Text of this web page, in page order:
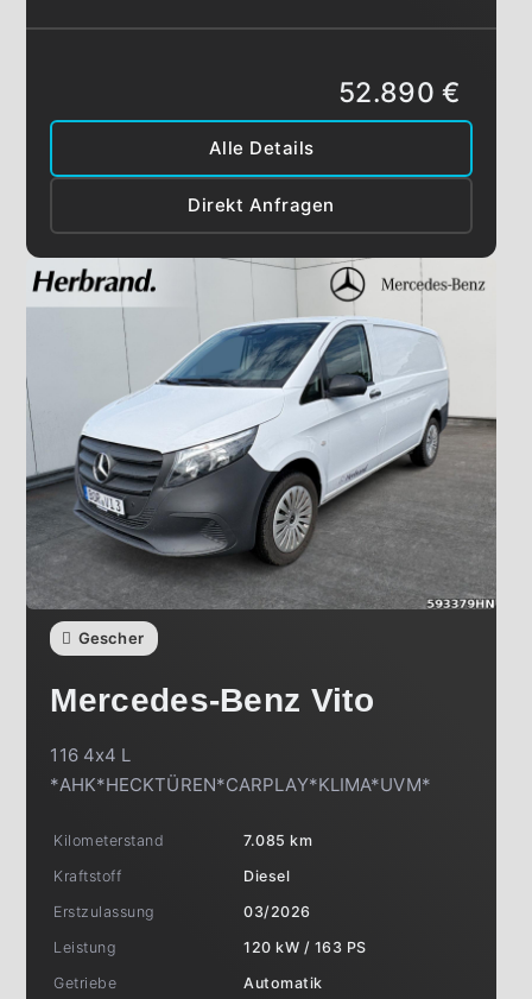
Alle Details
Direkt Anfragen
52.890 €
Gescher
Mercedes-Benz Vito
116 4x4 L
*AHK*HECKTÜREN*CARPLAY*KLIMA*UVM*
Kilometerstand
7.085 km
Kraftstoff
Diesel
Erstzulassung
03/2026
Leistung
120 kW / 163 PS
Getriebe
Automatik